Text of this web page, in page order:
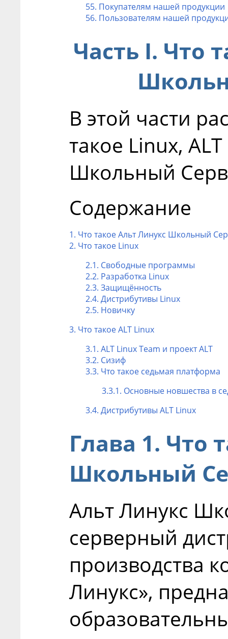
55. Покупателям нашей продукции
56. Пользователям нашей
Часть I. Что
В этой части
такое Linux,
Школьный
Содержание
1. Что такое Альт Линукс Школьный
2. Что такое Linux
2.1. Свободные программы
2.2. Разработка Linux
2.3. Защищённость
2.4. Дистрибутивы Linux
2.5. Новичку
3. Что такое ALT Linux
3.1. ALT Linux Team и проект ALT
3.2. Сизиф
3.3. Что такое седьмая платформа
3.3.1. Основные новшества в
3.4. Дистрибутивы ALT Linux
Глава 1. Что
Школьный
Альт Линукс
серверный
производства
Линукс»,